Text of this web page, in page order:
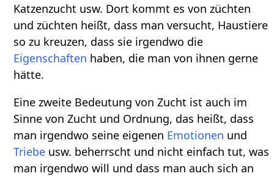
Katzenzucht usw. Dort kommt es von züchten
und züchten heißt, dass man versucht, Haustiere
so zu kreuzen, dass sie irgendwo die
Eigenschaften haben, die man von ihnen gerne
hätte.
Eine zweite Bedeutung von Zucht ist auch im
Sinne von Zucht und Ordnung, das heißt, dass
man irgendwo seine eigenen Emotionen und
Triebe usw. beherrscht und nicht einfach tut, was
man irgendwo will und dass man auch sich an